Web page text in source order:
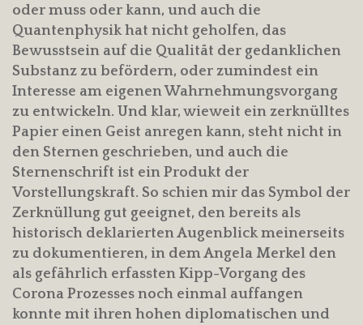
oder muss oder kann, und auch die
Quantenphysik hat nicht geholfen, das
Bewusstsein auf die Qualität der gedanklichen
Substanz zu befördern, oder zumindest ein
Interesse am eigenen Wahrnehmungsvorgang
zu entwickeln. Und klar, wieweit ein zerknülltes
Papier einen Geist anregen kann, steht nicht in
den Sternen geschrieben, und auch die
Sternenschrift ist ein Produkt der
Vorstellungskraft. So schien mir das Symbol der
Zerknüllung gut geeignet, den bereits als
historisch deklarierten Augenblick meinerseits
zu dokumentieren, in dem Angela Merkel den
als gefährlich erfassten Kipp-Vorgang des
Corona Prozesses noch einmal auffangen
konnte mit ihren hohen diplomatischen und